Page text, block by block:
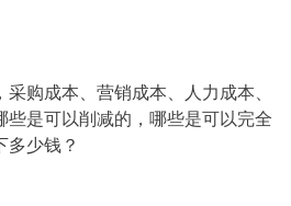
购成本、营销成本、人力成本、
些是可以削减的，哪些是可以完全
少钱？